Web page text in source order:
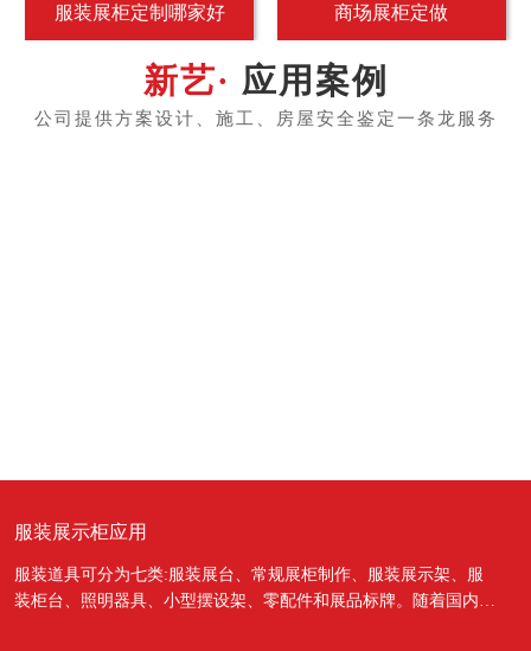
服装展柜定制哪家好 商场展柜定做
应用案例
服装展示柜应用
服装道具可分为七类:服装展台、常规展柜制作、服装展示架、服
装柜台、照明器具、小型摆设架、零配件和展品标牌。随着国内经